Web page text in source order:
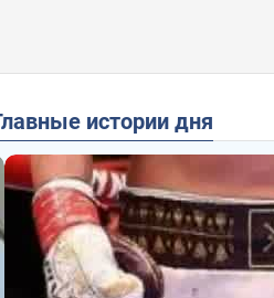
Главные истории дня